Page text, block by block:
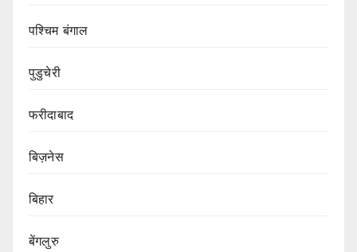
पश्चिम बंगाल
पुडुचेरी
फरीदाबाद
बिज़नेस
बिहार
बेंगलुरु